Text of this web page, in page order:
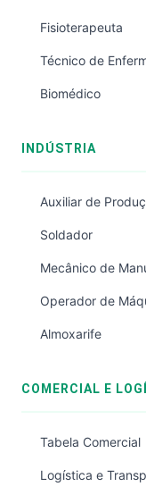
Fisioterapeuta
Técnico de
Biomédico
INDÚSTRIA
Auxiliar de
Soldador
Mecânico de
Operador de
Almoxarife
COMERCIAL E
Tabela Comercial
Logística e